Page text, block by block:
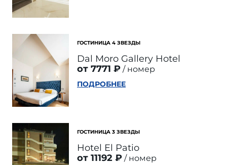
ГОСТИНИЦА 4 ЗВЕЗДЫ
Dal Moro Gallery Hotel
от 7771 ₽
номер
ПОДРОБНЕЕ
ГОСТИНИЦА 3 ЗВЕЗДЫ
Hotel El Patio
от 11192 ₽
номер